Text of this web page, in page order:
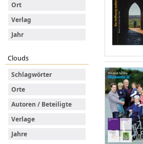
Ort
Verlag
Jahr
Clouds
Schlagwörter
Orte
Autoren / Beteiligte
Verlage
Jahre